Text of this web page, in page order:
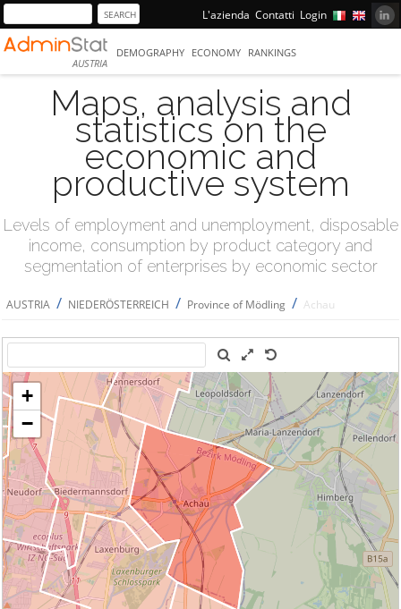
L'azienda Contatti Login
AUSTRIA
DEMOGRAPHY ECONOMY RANKINGS
Maps, analysis and
statistics on the
economic and
productive system
Levels of employment and unemployment, disposable
income, consumption by product category and
segmentation of enterprises by economic sector
AUSTRIA / NIEDERÖSTERREICH / Province of Mödling / Achau